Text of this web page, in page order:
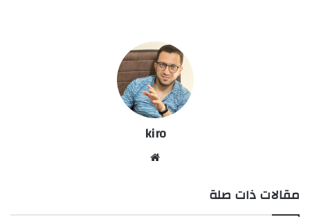
kiro
مقالات ذات صلة